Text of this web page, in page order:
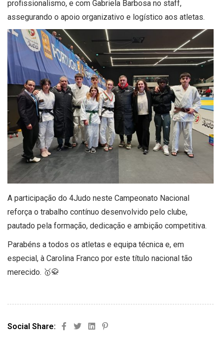
profissionalismo, e com Gabriela Barbosa no staff,
assegurando o apoio organizativo e logístico aos atletas.
A participação do 4Judo neste Campeonato Nacional
reforça o trabalho contínuo desenvolvido pelo clube,
pautado pela formação, dedicação e ambição competitiva.
Parabéns a todos os atletas e equipa técnica e, em
especial, à Carolina Franco por este título nacional tão
merecido. 🥇🥋
Social Share: